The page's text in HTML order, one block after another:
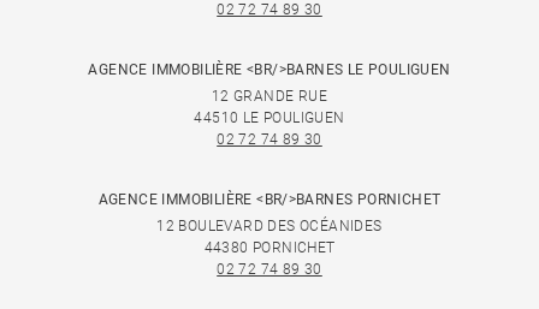
02 72 74 89 30
AGENCE IMMOBILIÈRE <BR/>BARNES LE POULIGUEN
12 GRANDE RUE
44510 LE POULIGUEN
02 72 74 89 30
AGENCE IMMOBILIÈRE <BR/>BARNES PORNICHET
12 BOULEVARD DES OCÉANIDES
44380 PORNICHET
02 72 74 89 30